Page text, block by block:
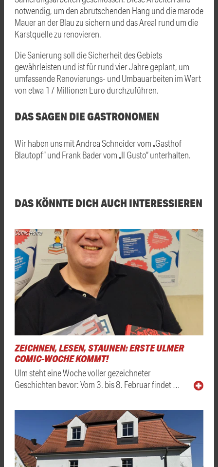
notwendig, um den abrutschenden Hang und die marode
Mauer an der Blau zu sichern und das Areal rund um die
Karstquelle zu renovieren.
Die Sanierung soll die Sicherheit des Gebiets
gewährleisten und ist für rund vier Jahre geplant, um
umfassende Renovierungs- und Umbauarbeiten im Wert
von etwa 17 Millionen Euro durchzuführen.
DAS SAGEN DIE GASTRONOMEN
Wir haben uns mit Andrea Schneider vom „Gasthof
Blautopf“ und Frank Bader vom „Il Gusto“ unterhalten.
DAS KÖNNTE DICH AUCH INTERESSIEREN
Comic Home
ZEICHNEN, LESEN, STAUNEN: ERSTE ULMER
COMIC-WOCHE KOMMT!
Ulm steht eine Woche voller gezeichneter
Geschichten bevor: Vom 3. bis 8. Februar findet …